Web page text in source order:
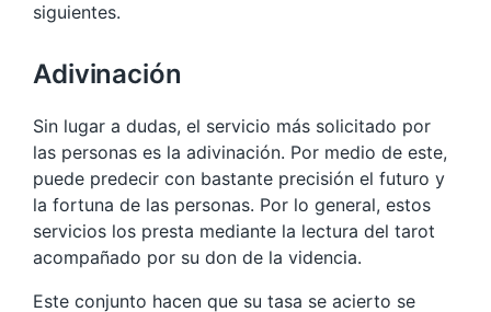
siguientes.
Adivinación
Sin lugar a dudas, el servicio más solicitado por
las personas es la adivinación. Por medio de este,
puede predecir con bastante precisión el futuro y
la fortuna de las personas. Por lo general, estos
servicios los presta mediante la lectura del tarot
acompañado por su don de la videncia.
Este conjunto hacen que su tasa se acierto se